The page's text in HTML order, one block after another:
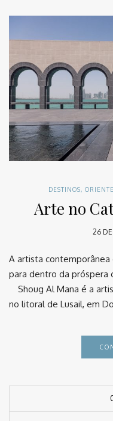
DESTINOS,
Arte no
26
A artista contemporânea
para dentro da próspera
⠀ Shoug Al Mana é a
no litoral de Lusail, em